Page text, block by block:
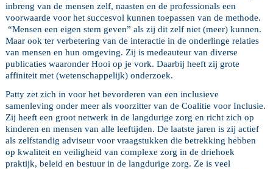
inbreng van de mensen zelf, naasten en de professionals een
voorwaarde voor het succesvol kunnen toepassen van de methode.
“Mensen een eigen stem geven” als zij dit zelf niet (meer) kunnen.
Maar ook ter verbetering van de interactie in de onderlinge relaties
van mensen en hun omgeving. Zij is medeauteur van diverse
publicaties waaronder Hooi op je vork. Daarbij heeft zij grote
affiniteit met (wetenschappelijk) onderzoek.
Patty zet zich in voor het bevorderen van een inclusieve
samenleving onder meer als voorzitter van de Coalitie voor Inclusie.
Zij heeft een groot netwerk in de langdurige zorg en richt zich op
kinderen en mensen van alle leeftijden. De laatste jaren is zij actief
als zelfstandig adviseur voor vraagstukken die betrekking hebben
op kwaliteit en veiligheid van complexe zorg in de driehoek
praktijk, beleid en bestuur in de langdurige zorg. Ze is veel